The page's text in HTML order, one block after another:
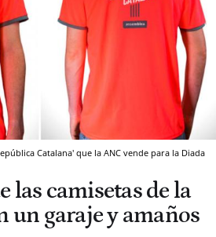
Catalana' que la ANC vende para la Diada
las camisetas de la
un garaje y amaños